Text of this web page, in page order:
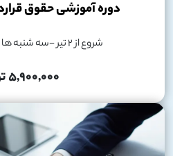
دوره آموزشی حقوق
شروع از 2 تیر -سه شنبه ها از ساعت 17 الی 20
5,900,000 تومان